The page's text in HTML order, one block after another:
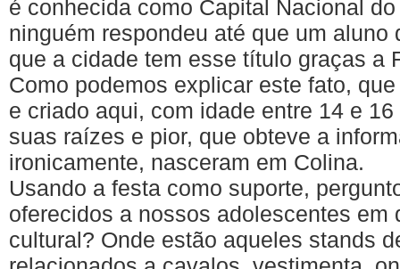
é conhecida como Capital Nacional
ninguém respondeu até que um aluno
que a cidade tem esse título graças a
Como podemos explicar este fato, que
e criado aqui, com idade entre 14 e 16
suas raízes e pior, que obteve a
ironicamente, nasceram em Colina.
Usando a festa como suporte,
oferecidos a nossos adolescentes em
cultural? Onde estão aqueles stands